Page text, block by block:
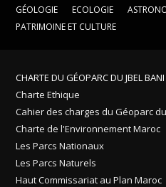
GÉOLOGIE
ECOLOGIE
PATRIMOINE ET CULTURE
CHARTE DU GÉOPARC DU JBEL BANI
Charte Ethique
Cahier des charges du Géoparc
Charte de l'Environnement Maroc
Les Parcs Nationaux
Les Parcs Naturels
Haut Commissariat au Plan Maroc